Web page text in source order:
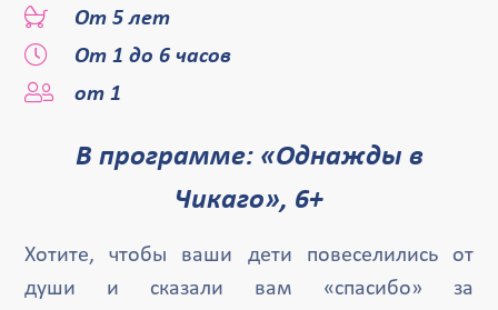
От 5 лет
От 1 до 6 часов
от 1
В программе: «Однажды в
Чикаго», 6+
Хотите, чтобы ваши дети повеселились от
души и сказали вам «спасибо» за